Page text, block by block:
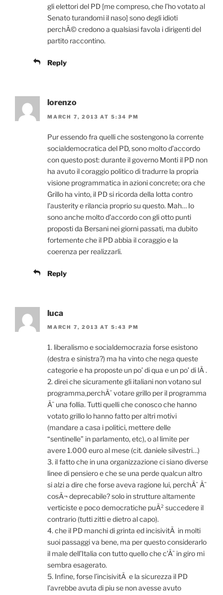
gli elettori del PD [me compreso, che l’ho votato al
Senato turandomi il naso] sono degli idioti
perchÃ© credono a qualsiasi favola i dirigenti del
partito raccontino.
Reply
lorenzo
MARCH 7, 2013 AT 5:34 PM
Pur essendo fra quelli che sostengono la corrente
socialdemocratica del PD, sono molto d’accordo
con questo post: durante il governo Monti il PD non
ha avuto il coraggio politico di tradurre la propria
visione programmatica in azioni concrete; ora che
Grillo ha vinto, il PD si ricorda della lotta contro
l’austerity e rilancia proprio su questo. Mah… Io
sono anche molto d’accordo con gli otto punti
proposti da Bersani nei giorni passati, ma dubito
fortemente che il PD abbia il coraggio e la
coerenza per realizzarli.
Reply
luca
MARCH 7, 2013 AT 5:43 PM
1. liberalismo e socialdemocrazia forse esistono
(destra e sinistra?) ma ha vinto che nega queste
categorie e ha proposte un po’ di qua e un po’ di lÃ .
2. direi che sicuramente gli italiani non votano sul
programma,perchÃ¨ votare grillo per il programma
Ã¨ una follia. Tutti quelli che conosco che hanno
votato grillo lo hanno fatto per altri motivi
(mandare a casa i politici, mettere delle
“sentinelle” in parlamento, etc), o al limite per
avere 1.000 euro al mese (cit. daniele silvestri…)
3. il fatto che in una organizzazione ci siano diverse
linee di pensiero e che se una perde qualcun altro
si alzi a dire che forse aveva ragione lui, perchÃ¨ Ã¨
cosÃ¬ deprecabile? solo in strutture altamente
verticiste e poco democratiche puÃ² succedere il
contrario (tutti zitti e dietro al capo).
4. che il PD manchi di grinta ed incisivitÃ in molti
suoi passaggi va bene, ma per questo considerarlo
il male dell’Italia con tutto quello che c’Ã¨ in giro mi
sembra esagerato.
5. Infine, forse l’incisivitÃ e la sicurezza il PD
l’avrebbe avuta di piu se non avesse avuto